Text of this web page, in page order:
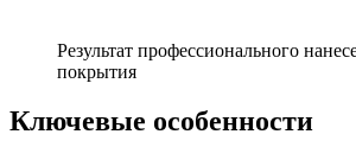
Результат профессионального
покрытия
Ключевые особенности